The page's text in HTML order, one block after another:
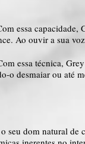
essa capacidade,
Ao ouvir a sua
essa técnica,
o desmaiar ou até
seu dom natural de